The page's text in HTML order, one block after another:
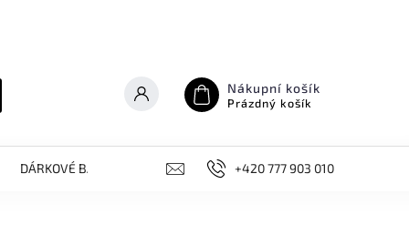
Nákupní košík
Prázdný košík
DÁRKOVÉ BALÍČKY NOVINKY, AKCE KONTAKT
+420 777 903 010